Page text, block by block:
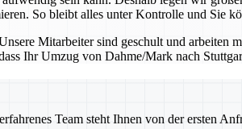
So bleibt alles unter Kontrolle und Sie
Mitarbeiter sind geschult und
Ihr Umzug von Dahme/Mark nach
Team steht Ihnen von der ersten